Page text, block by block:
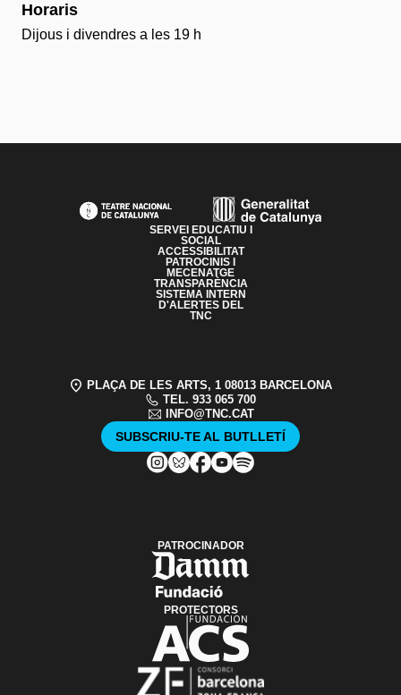
Horaris
Dijous i divendres a les 19 h
SERVEI EDUCATIU I
SOCIAL
ACCESSIBILITAT
PATROCINIS I
MECENATGE
TRANSPARÈNCIA
SISTEMA INTERN
D'ALERTES DEL
TNC
PLAÇA DE LES ARTS, 1 08013 BARCELONA
TEL. 933 065 700
INFO@TNC.CAT
SUBSCRIU-TE AL BUTLLETÍ
PATROCINADOR
PROTECTORS